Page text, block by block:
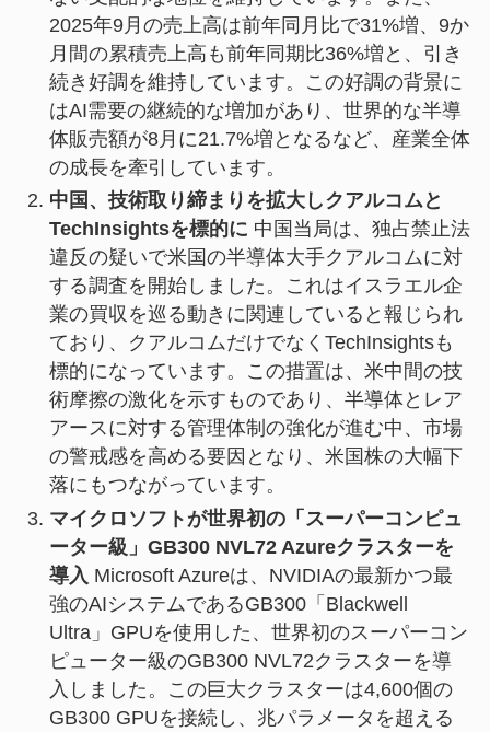
2025年9月の売上高は前年同月比で31%増、9か
月間の累積売上高も前年同期比36%増と、引き
続き好調を維持しています。この好調の背景に
はAI需要の継続的な増加があり、世界的な半導
体販売額が8月に21.7%増となるなど、産業全体
の成長を牽引しています。
中国、技術取り締まりを拡大しクアルコムと
TechInsightsを標的に 中国当局は、独占禁止法
違反の疑いで米国の半導体大手クアルコムに対
する調査を開始しました。これはイスラエル企
業の買収を巡る動きに関連していると報じられ
ており、クアルコムだけでなくTechInsightsも
標的になっています。この措置は、米中間の技
術摩擦の激化を示すものであり、半導体とレア
アースに対する管理体制の強化が進む中、市場
の警戒感を高める要因となり、米国株の大幅下
落にもつながっています。
マイクロソフトが世界初の「スーパーコンピュ
ーター級」GB300 NVL72 Azureクラスターを
導入 Microsoft Azureは、NVIDIAの最新かつ最
強のAIシステムであるGB300「Blackwell
Ultra」GPUを使用した、世界初のスーパーコン
ピューター級のGB300 NVL72クラスターを導
入しました。この巨大クラスターは4,600個の
GB300 GPUを接続し、兆パラメータを超える